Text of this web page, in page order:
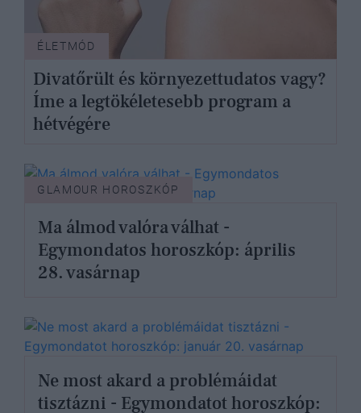
ÉLETMÓD
Divatőrült és környezettudatos vagy?
Íme a legtökéletesebb program a
hétvégére
GLAMOUR HOROSZKÓP
Ma álmod valóra válhat -
Egymondatos horoszkóp: április
28. vasárnap
Ne most akard a problémáidat
tisztázni - Egymondatot horoszkóp: